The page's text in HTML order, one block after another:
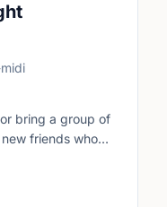
bring a group of
friends who